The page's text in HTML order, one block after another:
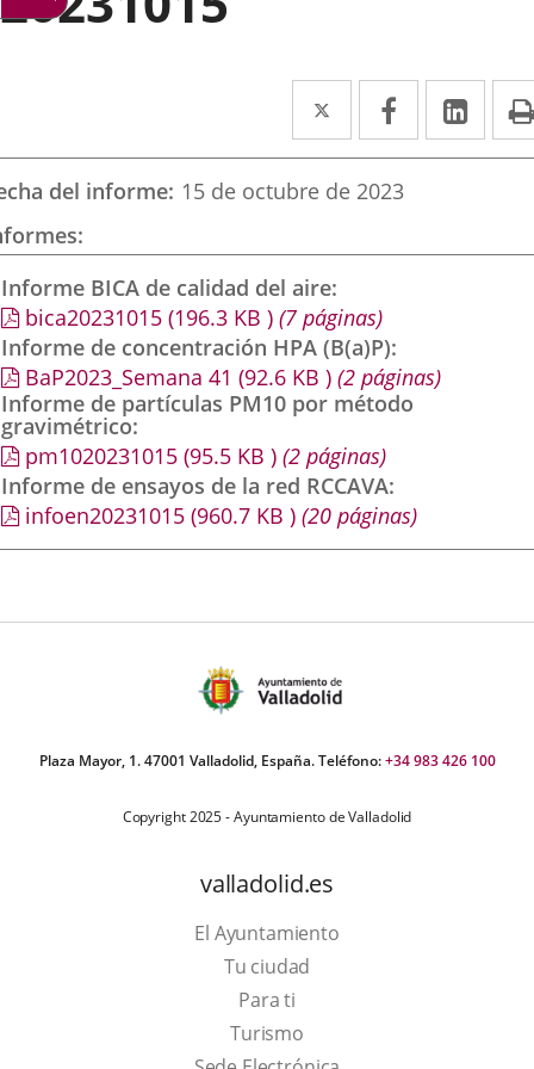
Twitter
Enlace
a
una
externa.
Facebook
Enlace
a
una
externa.
a
del informe 15 de octubre de 2023
Informe BICA de calidad del aire
bica20231015 (196.3 KB ) (7 páginas)
Informe de concentración HPA (B(a)P)
BaP2023_Semana 41 (92.6 KB ) (2 páginas)
Informe de partículas PM10 por método
gravimétrico
pm1020231015 (95.5 KB ) (2 páginas)
Informe de ensayos de la red RCCAVA
infoen20231015 (960.7 KB ) (20 páginas)
Plaza Mayor, 1. 47001 Valladolid, España. Teléfono:+34 983 426 100
Copyright 2025 - Ayuntamiento de Valladolid
valladolid.es
El Ayuntamiento
Tu ciudad
Para ti
TurismoThis